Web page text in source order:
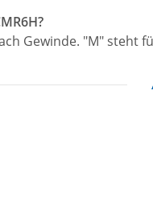
Gewinde. "M" steht